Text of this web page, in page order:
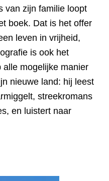
van zijn familie loopt
boek. Dat is het offer
leven in vrijheid,
is ook het
mogelijke manier
nieuwe land: hij leest
streekromans
en luistert naar